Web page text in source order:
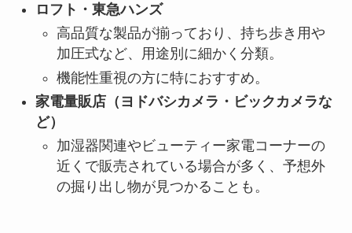
ロフト・東急ハンズ
高品質な製品が揃っており、持ち歩き用や
加圧式など、用途別に細かく分類。
機能性重視の方に特におすすめ。
家電量販店（ヨドバシカメラ・ビックカメラな
ど）
加湿器関連やビューティー家電コーナーの
近くで販売されている場合が多く、予想外
の掘り出し物が見つかることも。